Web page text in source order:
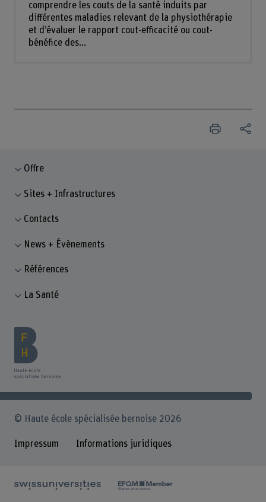
comprendre les couts de la santé induits par
différentes maladies relevant de la physiothérapie
et d’évaluer le rapport cout-efficacité ou cout-
bénéfice des...
Offre
Sites + Infrastructures
Contacts
News + Évènements
Références
La Santé
© Haute école spécialisée bernoise 2026
Impressum Informations juridiques